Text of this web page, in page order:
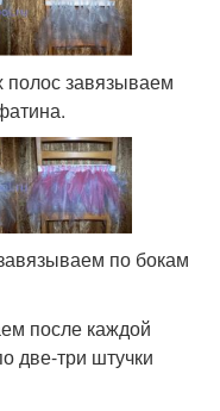
завязываем
по бокам
после каждой
две-три штучки